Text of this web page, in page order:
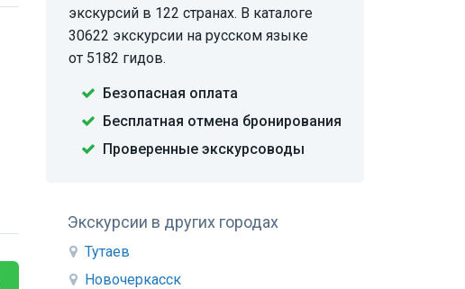
экскурсий в 122 странах. В каталоге
30622 экскурсии на русском языке
от 5182 гидов.
Безопасная оплата
Бесплатная отмена бронирования
Проверенные экскурсоводы
Экскурсии в других городах
Тутаев
Новочеркасск